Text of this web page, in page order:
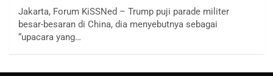
Jakarta, Forum KiSSNed – Trump puji parade militer
besar-besaran di China, dia menyebutnya sebagai
“upacara yang…